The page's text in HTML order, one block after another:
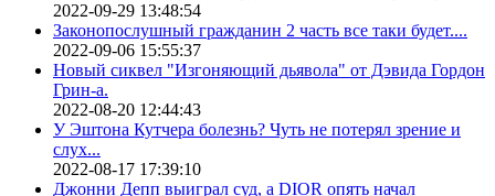
2022-09-29 13:48:54
Законопослушный гражданин 2 часть все таки будет....
2022-09-06 15:55:37
Новый сиквел "Изгоняющий дьявола" от Дэвида Гордон
Грин-а.
2022-08-20 12:44:43
У Эштона Кутчера болезнь? Чуть не потерял зрение и
слух...
2022-08-17 17:39:10
Джонни Депп выиграл суд, а DIOR опять начал